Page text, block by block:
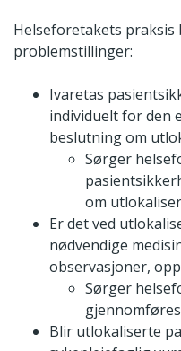
Helseforetakets
problemstillinger:
Ivaretas
individuelt for den
beslutning om
Sørger
om
Er det ved
nødvendige
observasjoner,
Sørger
Blir utlokaliserte